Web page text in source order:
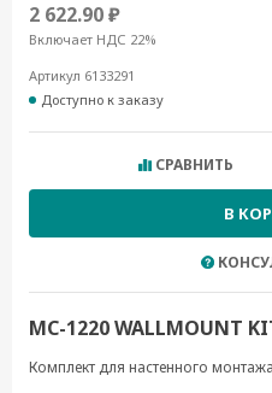
2 622.90 ₽
Включает НДС 22%
Артикул 6133291
Доступно к заказу
СРАВНИТЬ
В
MC-1220 WALLMOUNT
Комплект для настенного